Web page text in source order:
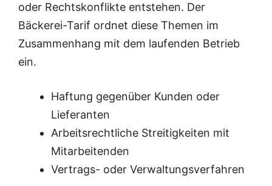
oder Rechtskonflikte entstehen. Der
Bäckerei-Tarif ordnet diese Themen im
Zusammenhang mit dem laufenden Betrieb
ein.
Haftung gegenüber Kunden oder
Lieferanten
Arbeitsrechtliche Streitigkeiten mit
Mitarbeitenden
Vertrags- oder Verwaltungsverfahren